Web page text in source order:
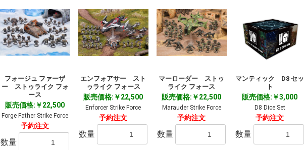
フォージュ ファーザ
ー ストゥライク フォ
ース
販売価格:￥22,500
Forge Father Strike Force
予約注文
数量
エンフォアサー スト
ゥライク フォース
販売価格:￥22,500
Enforcer Strike Force
予約注文
数量
マーローダー ストゥ
ライク フォース
販売価格:￥22,500
Marauder Strike Force
予約注文
数量
マンティック D8 セッ
ト
販売価格:￥3,000
D8 Dice Set
予約注文
数量